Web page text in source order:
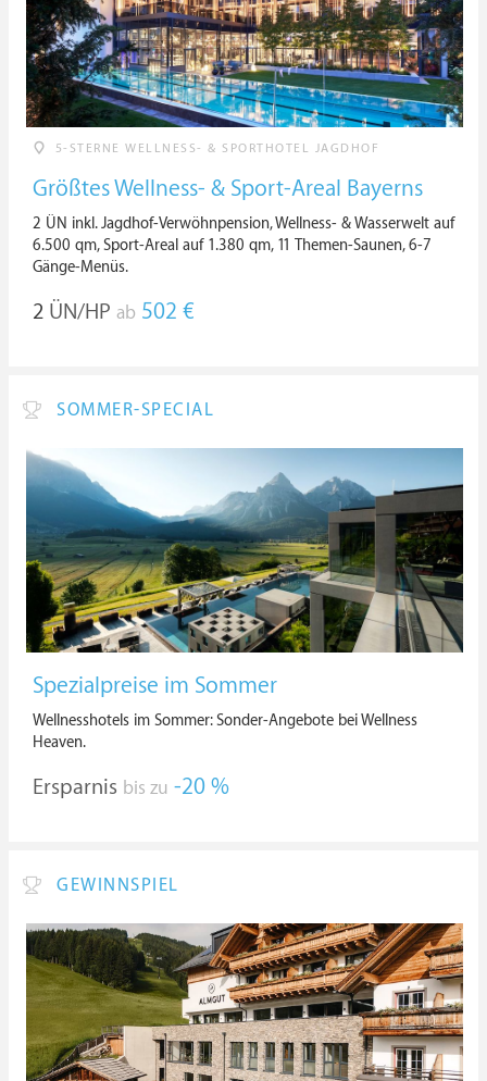
5-STERNE WELLNESS- & SPORTHOTEL JAGDHOF
Größtes Wellness- & Sport-Areal Bayerns
2 ÜN inkl. Jagdhof-Verwöhnpension, Wellness- & Wasserwelt auf
6.500 qm, Sport-Areal auf 1.380 qm, 11 Themen-Saunen, 6-7
Gänge-Menüs.
2 ÜN/HP ab 502 €
SOMMER-SPECIAL
Spezialpreise im Sommer
Wellnesshotels im Sommer: Sonder-Angebote bei Wellness
Heaven.
Ersparnis bis zu -20 %
GEWINNSPIEL